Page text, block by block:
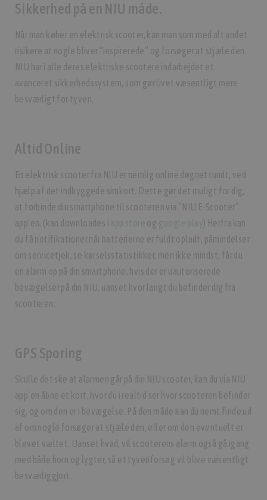
Sikkerhed på en NIU måde.
Når man køber en elektrisk scooter, kan man som med alt andet
risikere at nogle bliver “inspirerede” og forsøger at stjæle den.
NIU har i alle deres elektriske scootere indarbejdet et
avanceret sikkerhedssystem, som gør livet væsentligt mere
besværligt for tyven.
Altid Online
En elektrisk scooter fra NIU er nemlig online døgnet rundt, ved
hjælp af det indbyggede simkort. Dette gør det muligt for dig,
at forbinde din smartphone til scooteren via “NIU E-Scooter”
app’en. (kan downloades i app store og google play) Herfra kan
du få notifikationer når batterierne er fuldt opladt, påmindelser
om servicetjek, se kørselsstatistikker, men ikke mindst, får du
en alarm op på din smartphone, hvis der er uautoriserede
bevægelser på din NIU, uanset hvor langt du befinder dig fra
scooteren.
GPS Sporing
Skulle det ske at alarmen går på din NIU scooter, kan du via NIU
app’en åbne et kort, hvor du i realtid ser hvor scooteren befinder
sig, og om den er i bevægelse. På den måde kan du nemt finde ud
af om nogle forsøger at stjæle den, eller om den eventuelt er
blevet væltet. Uanset hvad, vil scooterens alarm også gå igang
med både horn og lygter, så et tyveriforsøg vil blive væsentligt
besværliggjort.